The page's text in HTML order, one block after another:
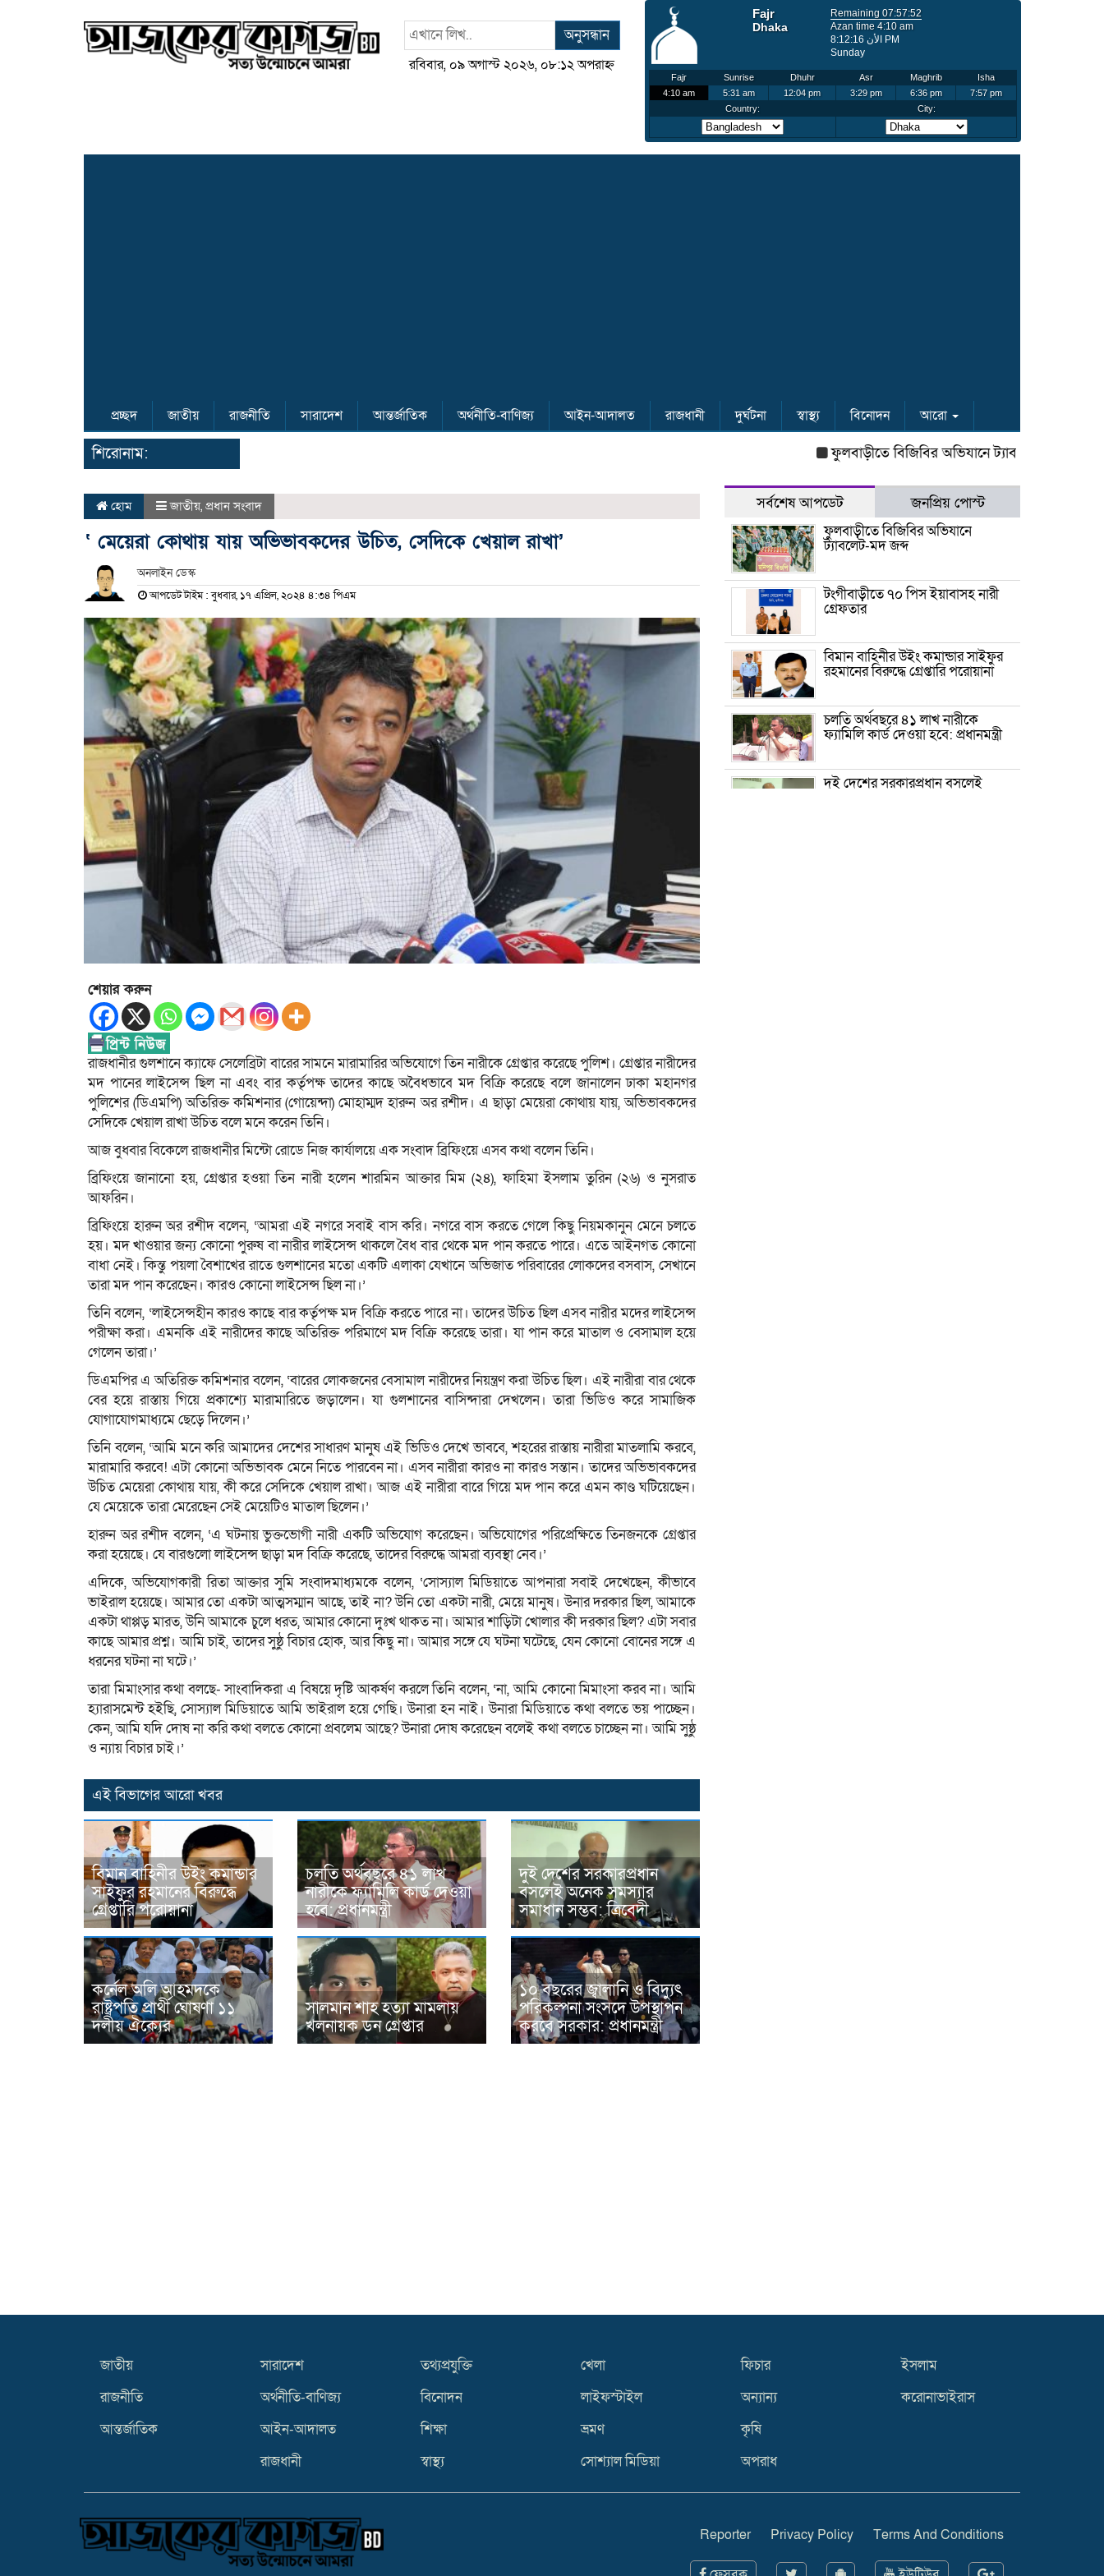
অনুসন্ধান
রবিবার, ০৯ অগাস্ট ২০২৬, ০৮:১২ অপরাহ্ন
প্রচ্ছদ জাতীয় রাজনীতি সারাদেশ আন্তর্জাতিক অর্থনীতি-বাণিজ্য আইন-আদালত রাজধানী দুর্ঘটনা স্বাস্থ্য বিনোদন আরো
শিরোনাম: ফুলবাড়ীতে বিজিবির অভিযানে ট্যাবলেট-মদ জব্দ
হোম জাতীয়, প্রধান সংবাদ
‘ মেয়েরা কোথায় যায় অভিভাবকদের উচিত, সেদিকে খেয়াল রাখা’
অনলাইন ডেস্ক
আপডেট টাইম : বুধবার, ১৭ এপ্রিল, ২০২৪ ৪:৩৪ পিএম
শেয়ার করুন
রাজধানীর গুলশানে ক্যাফে সেলেব্রিটা বারের সামনে মারামারির অভিযোগে তিন নারীকে গ্রেপ্তার করেছে পুলিশ। গ্রেপ্তার নারীদের
মদ পানের লাইসেন্স ছিল না এবং বার কর্তৃপক্ষ তাদের কাছে অবৈধভাবে মদ বিক্রি করেছে বলে জানালেন ঢাকা মহানগর
পুলিশের (ডিএমপি) অতিরিক্ত কমিশনার (গোয়েন্দা) মোহাম্মদ হারুন অর রশীদ। এ ছাড়া মেয়েরা কোথায় যায়, অভিভাবকদের
সেদিকে খেয়াল রাখা উচিত বলে মনে করেন তিনি।
আজ বুধবার বিকেলে রাজধানীর মিন্টো রোডে নিজ কার্যালয়ে এক সংবাদ ব্রিফিংয়ে এসব কথা বলেন তিনি।
ব্রিফিংয়ে জানানো হয়, গ্রেপ্তার হওয়া তিন নারী হলেন শারমিন আক্তার মিম (২৪), ফাহিমা ইসলাম তুরিন (২৬) ও নুসরাত
আফরিন।
ব্রিফিংয়ে হারুন অর রশীদ বলেন, ‘আমরা এই নগরে সবাই বাস করি। নগরে বাস করতে গেলে কিছু নিয়মকানুন মেনে চলতে
হয়। মদ খাওয়ার জন্য কোনো পুরুষ বা নারীর লাইসেন্স থাকলে বৈধ বার থেকে মদ পান করতে পারে। এতে আইনগত কোনো
বাধা নেই। কিন্তু পয়লা বৈশাখের রাতে গুলশানের মতো একটি এলাকা যেখানে অভিজাত পরিবারের লোকদের বসবাস, সেখানে
তারা মদ পান করেছেন। কারও কোনো লাইসেন্স ছিল না।’
তিনি বলেন, ‘লাইসেন্সহীন কারও কাছে বার কর্তৃপক্ষ মদ বিক্রি করতে পারে না। তাদের উচিত ছিল এসব নারীর মদের লাইসেন্স
পরীক্ষা করা। এমনকি এই নারীদের কাছে অতিরিক্ত পরিমাণে মদ বিক্রি করেছে তারা। যা পান করে মাতাল ও বেসামাল হয়ে
গেলেন তারা।’
ডিএমপির এ অতিরিক্ত কমিশনার বলেন, ‘বারের লোকজনের বেসামাল নারীদের নিয়ন্ত্রণ করা উচিত ছিল। এই নারীরা বার থেকে
বের হয়ে রাস্তায় গিয়ে প্রকাশ্যে মারামারিতে জড়ালেন। যা গুলশানের বাসিন্দারা দেখলেন। তারা ভিডিও করে সামাজিক
যোগাযোগমাধ্যমে ছেড়ে দিলেন।’
তিনি বলেন, ‘আমি মনে করি আমাদের দেশের সাধারণ মানুষ এই ভিডিও দেখে ভাববে, শহরের রাস্তায় নারীরা মাতলামি করবে,
মারামারি করবে! এটা কোনো অভিভাবক মেনে নিতে পারবেন না। এসব নারীরা কারও না কারও সন্তান। তাদের অভিভাবকদের
উচিত মেয়েরা কোথায় যায়, কী করে সেদিকে খেয়াল রাখা। আজ এই নারীরা বারে গিয়ে মদ পান করে এমন কাণ্ড ঘটিয়েছেন।
যে মেয়েকে তারা মেরেছেন সেই মেয়েটিও মাতাল ছিলেন।’
হারুন অর রশীদ বলেন, ‘এ ঘটনায় ভুক্তভোগী নারী একটি অভিযোগ করেছেন। অভিযোগের পরিপ্রেক্ষিতে তিনজনকে গ্রেপ্তার
করা হয়েছে। যে বারগুলো লাইসেন্স ছাড়া মদ বিক্রি করেছে, তাদের বিরুদ্ধে আমরা ব্যবস্থা নেব।’
এদিকে, অভিযোগকারী রিতা আক্তার সুমি সংবাদমাধ্যমকে বলেন, ‘সোস্যাল মিডিয়াতে আপনারা সবাই দেখেছেন, কীভাবে
ভাইরাল হয়েছে। আমার তো একটা আত্মসম্মান আছে, তাই না? উনি তো একটা নারী, মেয়ে মানুষ। উনার দরকার ছিল, আমাকে
একটা থাপ্পড় মারত, উনি আমাকে চুলে ধরত, আমার কোনো দুঃখ থাকত না। আমার শাড়িটা খোলার কী দরকার ছিল? এটা সবার
কাছে আমার প্রশ্ন। আমি চাই, তাদের সুষ্ঠু বিচার হোক, আর কিছু না। আমার সঙ্গে যে ঘটনা ঘটেছে, যেন কোনো বোনের সঙ্গে এ
ধরনের ঘটনা না ঘটে।’
তারা মিমাংসার কথা বলছে- সাংবাদিকরা এ বিষয়ে দৃষ্টি আকর্ষণ করলে তিনি বলেন, ‘না, আমি কোনো মিমাংসা করব না। আমি
হ্যারাসমেন্ট হইছি, সোস্যাল মিডিয়াতে আমি ভাইরাল হয়ে গেছি। উনারা হন নাই। উনারা মিডিয়াতে কথা বলতে ভয় পাচ্ছেন।
কেন, আমি যদি দোষ না করি কথা বলতে কোনো প্রবলেম আছে? উনারা দোষ করেছেন বলেই কথা বলতে চাচ্ছেন না। আমি সুষ্ঠু
ও ন্যায় বিচার চাই।’
এই বিভাগের আরো খবর
বিমান বাহিনীর উইং কমান্ডার
সাইফুর রহমানের বিরুদ্ধে
গ্রেপ্তারি পরোয়ানা
চলতি অর্থবছরে ৪১ লাখ
নারীকে ফ্যামিলি কার্ড দেওয়া
হবে: প্রধানমন্ত্রী
দুই দেশের সরকারপ্রধান
বসলেই অনেক সমস্যার
সমাধান সম্ভব: ত্রিবেদী
কর্নেল অলি আহমদকে
রাষ্ট্রপতি প্রার্থী ঘোষণা ১১
দলীয় ঐক্যের
সালমান শাহ হত্যা মামলায়
খলনায়ক ডন গ্রেপ্তার
১০ বছরের জ্বালানি ও বিদ্যুৎ
পরিকল্পনা সংসদে উপস্থাপন
করবে সরকার: প্রধানমন্ত্রী
সর্বশেষ আপডেট জনপ্রিয় পোস্ট
ফুলবাড়ীতে বিজিবির অভিযানে
ট্যাবলেট-মদ জব্দ
টংগীবাড়ীতে ৭০ পিস ইয়াবাসহ নারী
গ্রেফতার
বিমান বাহিনীর উইং কমান্ডার সাইফুর
রহমানের বিরুদ্ধে গ্রেপ্তারি পরোয়ানা
চলতি অর্থবছরে ৪১ লাখ নারীকে
ফ্যামিলি কার্ড দেওয়া হবে: প্রধানমন্ত্রী
দুই দেশের সরকারপ্রধান বসলেই
জাতীয়
রাজনীতি
আন্তর্জাতিক
সারাদেশ
অর্থনীতি-বাণিজ্য
আইন-আদালত
রাজধানী
তথ্যপ্রযুক্তি
বিনোদন
শিক্ষা
স্বাস্থ্য
খেলা
লাইফস্টাইল
ভ্রমণ
সোশ্যাল মিডিয়া
ফিচার
অন্যান্য
কৃষি
অপরাধ
ইসলাম
করোনাভাইরাস
Reporter Privacy Policy Terms And Conditions